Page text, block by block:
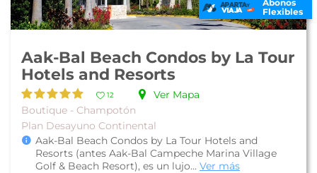
Abonos
Flexibles
Aak-Bal Beach Condos by La Tour
Hotels and Resorts
12
Ver Mapa
Boutique - Champotón
Plan Desayuno Continental
Aak-Bal Beach Condos by La Tour Hotels and
Resorts (antes Aak-Bal Campeche Marina Village
Golf & Beach Resort), es un lujo... Ver más